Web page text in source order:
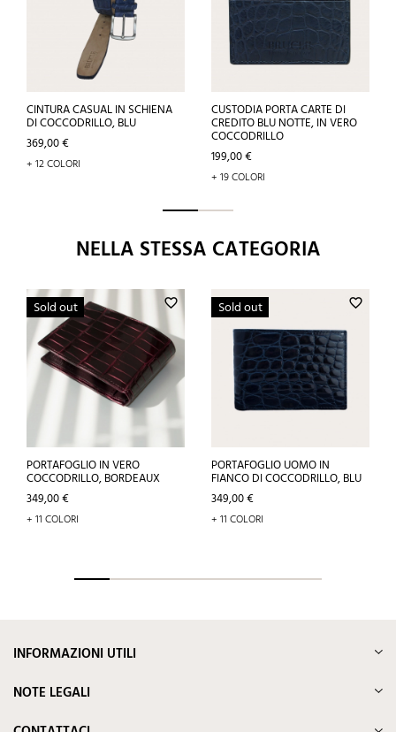
CINTURA CASUAL IN SCHIENA
DI COCCODRILLO, BLU
Prezzo
369,00 €
+ 12 COLORI
CUSTODIA PORTA CARTE DI
CREDITO BLU NOTTE, IN VERO
COCCODRILLO
Prezzo
199,00 €
+ 19 COLORI
NELLA STESSA CATEGORIA
favorite_border
Sold out
PORTAFOGLIO IN VERO
COCCODRILLO, BORDEAUX
Prezzo
349,00 €
+ 11 COLORI
favorite_border
Sold out
PORTAFOGLIO UOMO IN
FIANCO DI COCCODRILLO, BLU
Prezzo
349,00 €
+ 11 COLORI
INFORMAZIONI UTILI
NOTE LEGALI